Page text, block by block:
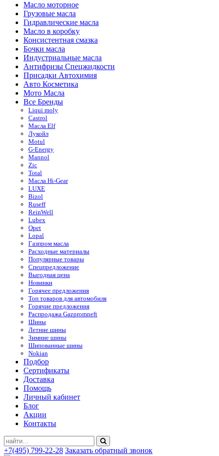
Масло моторное
Грузовые масла
Гидравлические масла
Масло в коробку
Консистентная смазка
Бочки масла
Индустриальные масла
Антифризы Спецжидкости
Присадки Автохимия
Авто Косметика
Мото Масла
Все Бренды
Liqui moly
Castrol
Масла Elf
Лукойл
Motul
G-Energy
Mannol
Zic
Total
Масла Hi-Gear
LUXE
Bizol
Ruseff
ReinWell
Lubex
Opet
Lopal
Газпром масла
Расходные материалы
Популярные товары
Спецпредложение
Выгодная цена
Новинки
Горячее предложения
Топ товаров для автомобиля
Горячие предложения
Распродажа Gazpromneft
Шины
Летние шины
Зимние шины
Шипованные шины
Nokian
Подбор
Сертификаты
Доставка
Помощь
Личный кабинет
Блог
Акции
Контакты
+7(495) 799-22-28 Заказать обратный звонок